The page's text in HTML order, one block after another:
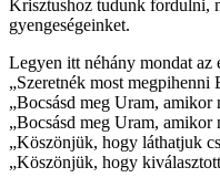
Krisztushoz tudunk fordulni,
gyengeségeinket.
Legyen itt néhány mondat az
„Szeretnék most megpihenni
„Bocsásd meg Uram, amikor
„Bocsásd meg Uram,
„Köszönjük, hogy láthatjuk
„Köszönjük, hogy